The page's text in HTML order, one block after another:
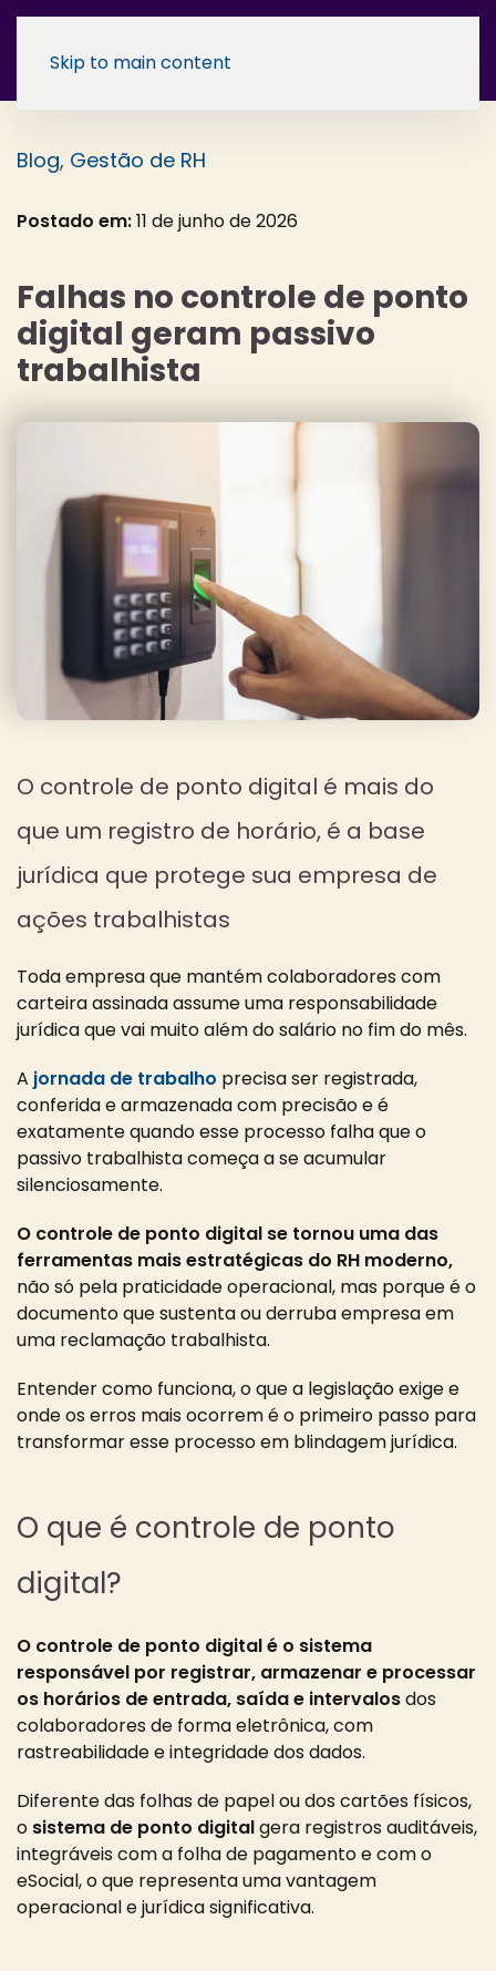
Skip to main content
Blog, Gestão de RH
Postado em:11 de junho de 2026
Falhas no controle de ponto
digital geram passivo
trabalhista
O controle de ponto digital é mais do
que um registro de horário, é a base
jurídica que protege sua empresa de
ações trabalhistas
Toda empresa que mantém colaboradores com
carteira assinada assume uma responsabilidade
jurídica que vai muito além do salário no fim do mês.
A jornada de trabalho precisa ser registrada,
conferida e armazenada com precisão e é
exatamente quando esse processo falha que o
passivo trabalhista começa a se acumular
silenciosamente.
O controle de ponto digital se tornou uma das
ferramentas mais estratégicas do RH moderno,
não só pela praticidade operacional, mas porque é o
documento que sustenta ou derruba empresa em
uma reclamação trabalhista.
Entender como funciona, o que a legislação exige e
onde os erros mais ocorrem é o primeiro passo para
transformar esse processo em blindagem jurídica.
O que é controle de ponto
digital?
O controle de ponto digital é o sistema
responsável por registrar, armazenar e processar
os horários de entrada, saída e intervalosdos
colaboradores de forma eletrônica, com
rastreabilidade e integridade dos dados.
Diferente das folhas de papel ou dos cartões físicos,
o sistema de ponto digitalgera registros auditáveis,
integráveis com a folha de pagamento e com o
eSocial, o que representa uma vantagem
operacional e jurídica significativa.